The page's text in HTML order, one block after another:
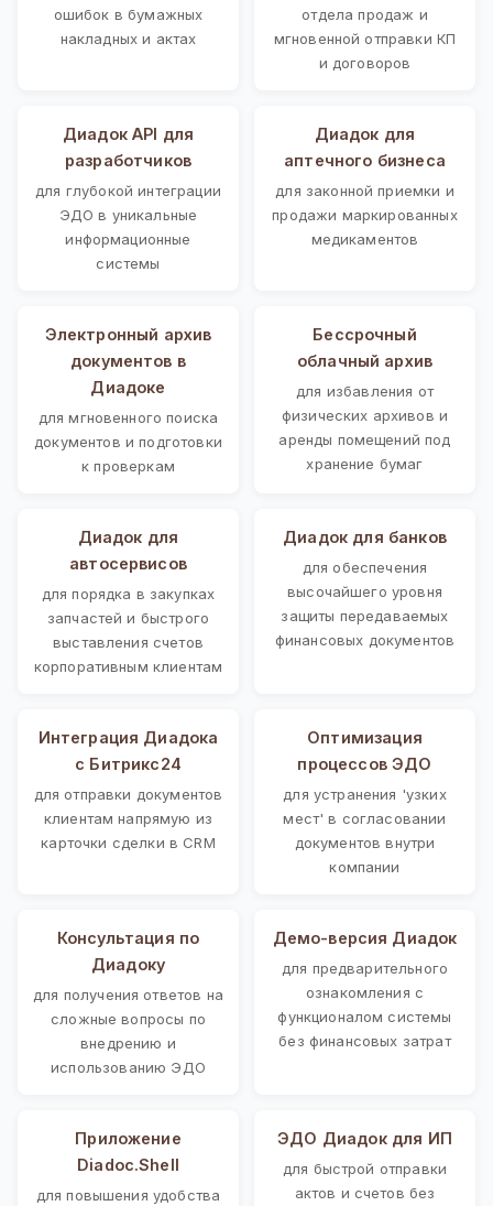
ошибок в бумажных
накладных и актах
отдела продаж и
мгновенной отправки КП
и договоров
Диадок API для
разработчиков
для глубокой интеграции
ЭДО в уникальные
информационные
системы
Диадок для
аптечного бизнеса
для законной приемки и
продажи маркированных
медикаментов
Электронный архив
документов в
Диадоке
для мгновенного поиска
документов и подготовки
к проверкам
Бессрочный
облачный архив
для избавления от
физических архивов и
аренды помещений под
хранение бумаг
Диадок для
автосервисов
для порядка в закупках
запчастей и быстрого
выставления счетов
корпоративным клиентам
Диадок для банков
для обеспечения
высочайшего уровня
защиты передаваемых
финансовых документов
Интеграция Диадока
с Битрикс24
для отправки документов
клиентам напрямую из
карточки сделки в CRM
Оптимизация
процессов ЭДО
для устранения 'узких
мест' в согласовании
документов внутри
компании
Консультация по
Диадоку
для получения ответов на
сложные вопросы по
внедрению и
использованию ЭДО
Демо-версия Диадок
для предварительного
ознакомления с
функционалом системы
без финансовых затрат
Приложение
Diadoc.Shell
для повышения удобства
ЭДО Диадок для ИП
для быстрой отправки
актов и счетов без